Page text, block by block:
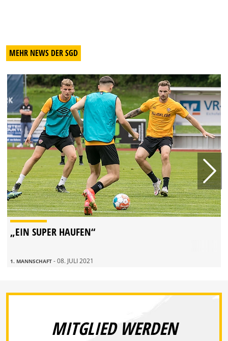
MEHR NEWS DER SGD
„EIN SUPER HAUFEN“
1. MANNSCHAFT - 08. JULI 2021
MITGLIED WERDEN